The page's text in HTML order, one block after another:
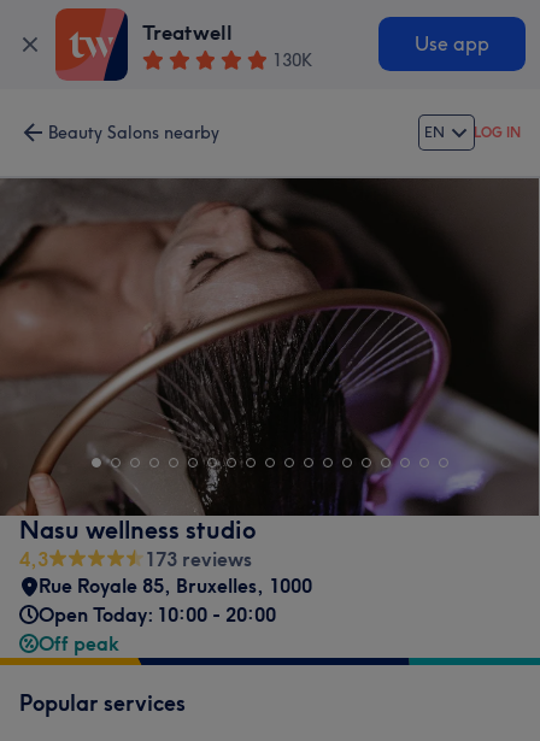
Treatwell
130K
Use app
Beauty Salons nearby EN LOG IN
Nasu wellness studio
4,3
173 reviews
Rue Royale 85, Bruxelles, 1000
Open Today: 10:00 - 20:00
Off peak
Popular services